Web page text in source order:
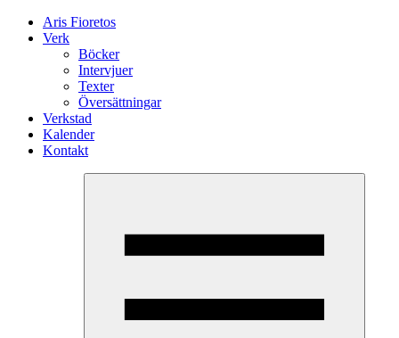
Aris Fioretos
Verk
Böcker
Intervjuer
Texter
Översättningar
Verkstad
Kalender
Kontakt